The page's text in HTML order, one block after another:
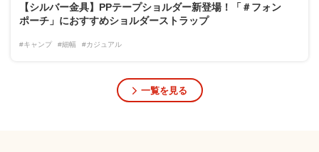
【シルバー金具】PPテープショルダー新登場！「＃フォン
ポーチ」におすすめショルダーストラップ
#キャンプ #細幅 #カジュアル
一覧を見る